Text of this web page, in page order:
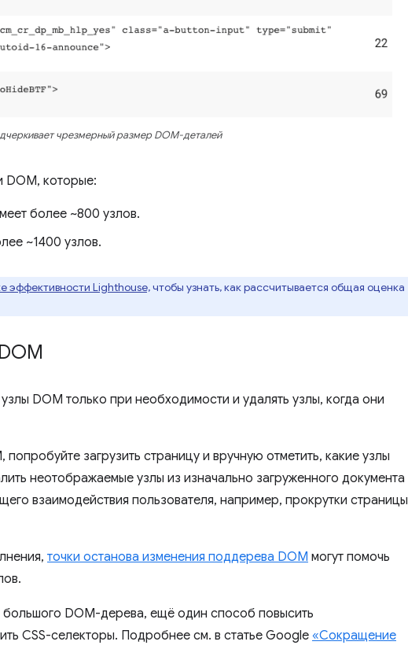
чрезмерный размер DOM-деталей
DOM, которые:
более ~800 узлов.
~1400 узлов.
эффективности Lighthouse,чтобы узнать, как рассчитывается общая оценка
DOM только при необходимости и удалять узлы, когда они
загрузить страницу и вручную отметить, какие узлы
неотображаемые узлы из изначально загруженного документа
взаимодействия пользователя, например, прокрутки страницы
точки останова изменения поддерева DOM могут помочь
DOM-дерева, ещё один способ повысить
CSS-селекторы. Подробнее см. в статье Google«Сокращение